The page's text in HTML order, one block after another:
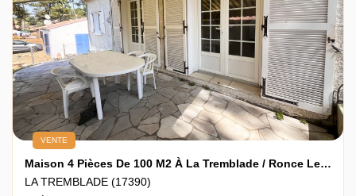
VENTE
Maison 4 Pièces De 100 M2 À La Tremblade / Ronce Les Bains
LA TREMBLADE (17390)